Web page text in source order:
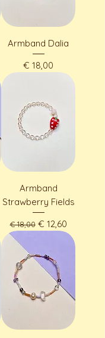
Armband Dalia
Preis
€ 18,00
Armband
Strawberry Fields
Standardpreis
€ 18,00 Sale-Preis
€ 12,60